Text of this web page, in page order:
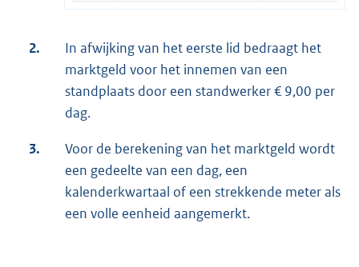
2.
In afwijking van het eerste lid bedraagt het
marktgeld voor het innemen van een
standplaats door een standwerker € 9,00 per
dag.
3.
Voor de berekening van het marktgeld wordt
een gedeelte van een dag, een
kalenderkwartaal of een strekkende meter als
een volle eenheid aangemerkt.